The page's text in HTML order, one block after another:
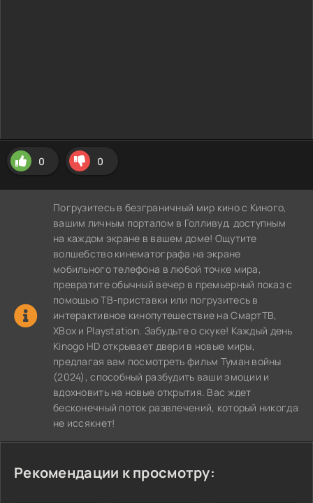
0 0
Погрузитесь в безграничный мир кино с Киного,
вашим личным порталом в Голливуд, доступным
на каждом экране в вашем доме! Ощутите
волшебство кинематографа на экране
мобильного телефона в любой точке мира,
превратите обычный вечер в премьерный показ с
помощью ТВ-приставки или погрузитесь в
интерактивное кинопутешествие на СмартТВ,
XBox и Playstation. Забудьте о скуке! Каждый день
Kinogo HD открывает двери в новые миры,
предлагая вам посмотреть фильм Туман войны
(2024), способный разбудить ваши эмоции и
вдохновить на новые открытия. Вас ждет
бесконечный поток развлечений, который никогда
не иссякнет!
Рекомендации к просмотру: